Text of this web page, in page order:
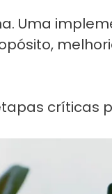
Uma
críticas